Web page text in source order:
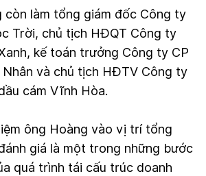
còn làm tổng giám đốc Công ty
Trời, chủ tịch HĐQT Công ty
kế toán trưởng Công ty CP
và chủ tịch HĐTV Công ty
cám Vĩnh Hòa.
ông Hoàng vào vị trí tổng
giá là một trong những bước
quá trình tái cấu trúc doanh